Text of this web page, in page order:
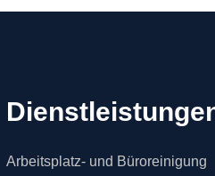
Arbeitsplatz- und Büroreinigung